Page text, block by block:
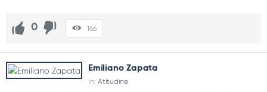
0 166
Emiliano Zapata
In: Atitudine